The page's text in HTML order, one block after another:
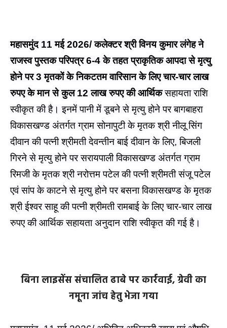
महासमुंद 11 मई 2026/ कलेक्टर श्री विनय कुमार लंगेह ने
राजस्व पुस्तक परिपत्र 6-4 के तहत प्राकृतिक आपदा से मृत्यु
होने पर 3 मृतकों के निकटतम वारिसान के लिए चार-चार लाख
रुपए के मान से कुल 12 लाख रुपए की आर्थिक सहायता राशि
स्वीकृत की है। इनमें पानी में डूबने से मृत्यु होने पर बागबाहरा
विकासखण्ड अंतर्गत ग्राम सोनापुटी के मृतक श्री नीलू सिंग
दीवान की पत्नी श्रीमती देवन्तीन बाई दीवान के लिए, बिजली
गिरने से मृत्यु होने पर सरायपाली विकासखण्ड अंतर्गत ग्राम
रिमजी के मृतक श्री नरोत्तम पटेल की पत्नी श्रीमती संजू पटेल
एवं सांप के काटने से मृत्यु होने पर बसना विकासखण्ड के मृतक
श्री ईश्वर साहू की पत्नी श्रीमती रामबाई के लिए चार-चार लाख
बिना लाइसेंस संचालित ढाबे पर कार्रवाई, ग्रेवी का